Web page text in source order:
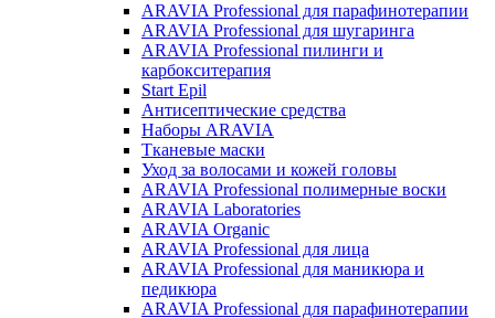
ARAVIA Professional для парафинотерапии
ARAVIA Professional для шугаринга
ARAVIA Professional пилинги и
карбокситерапия
Start Epil
Антисептические средства
Наборы ARAVIA
Тканевые маски
Уход за волосами и кожей головы
ARAVIA Professional полимерные воски
ARAVIA Laboratories
ARAVIA Organic
ARAVIA Professional для лица
ARAVIA Professional для маникюра и
педикюра
ARAVIA Professional для парафинотерапии